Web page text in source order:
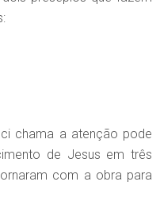
chama a atenção pode
de Jesus em três
com a obra para